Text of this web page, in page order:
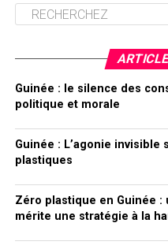
Guinée : le silence des
politique et morale
Guinée : L’agonie
plastiques
Zéro plastique en Guinée
mérite une stratégie à la